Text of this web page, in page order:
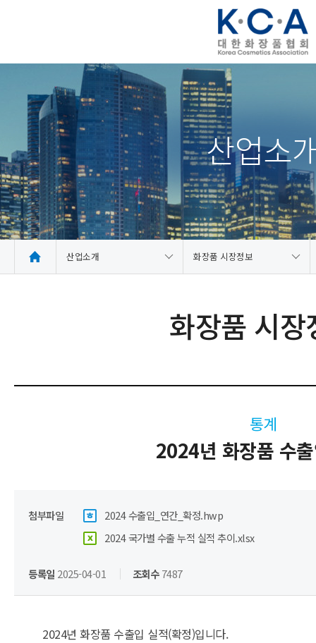
산업소
산업소개 화장품 시장정보
화장품 시장
통계
2024년 화장품 수
첨부파일
2024 수출입_연간_확정.hwp
2024 국가별 수출 누적 실적 추이.xlsx
등록일 2025-04-01 조회수7487
2024년 화장품 수출입 실적(확정)입니다.